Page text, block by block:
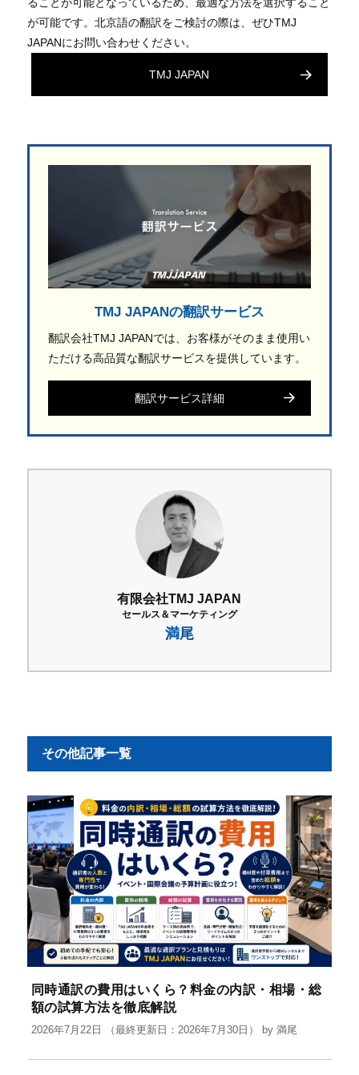
ることが可能となっているため、最適な方法を選択すること
が可能です。北京語の翻訳をご検討の際は、ぜひTMJ
JAPANにお問い合わせください。
TMJ JAPAN
TMJ JAPANの翻訳サービス
翻訳会社TMJ JAPANでは、お客様がそのまま使用い
ただける高品質な翻訳サービスを提供しています。
翻訳サービス詳細
有限会社TMJ JAPAN
セールス＆マーケティング
満尾
その他記事一覧
同時通訳の費用はいくら？料金の内訳・相場・総
額の試算方法を徹底解説
2026年7月22日 （最終更新日：2026年7月30日） by 満尾